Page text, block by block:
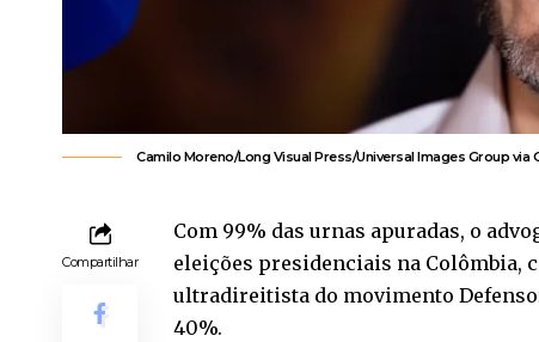
Camilo Moreno/Long Visual Press/Universal Images Group via
Compartilhar
Com 99% das urnas apuradas, o
eleições presidenciais na Colômbia,
ultradireitista do movimento
40%.